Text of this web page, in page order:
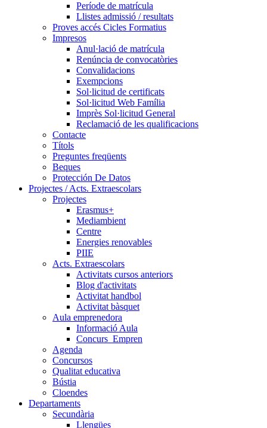
Període de matrícula
Llistes admissió / resultats
Proves accés Cicles Formatius
Impresos
Anul·lació de matrícula
Renúncia de convocatòries
Convalidacions
Exempcions
Sol·licitud de certificats
Sol·licitud Web Família
Imprès Sol·licitud General
Reclamació de les qualificacions
Contacte
Títols
Preguntes freqüents
Beques
Protección De Datos
Projectes / Acts. Extraescolars
Projectes
Erasmus+
Mediambient
Centre
Energies renovables
PIIE
Acts. Extraescolars
Activitats cursos anteriors
Blog d'activitats
Activitat handbol
Activitat bàsquet
Aula emprenedora
Informació Aula
Concurs_Empren
Agenda
Concursos
Qualitat educativa
Bústia
Cloendes
Departaments
Secundària
Llengües